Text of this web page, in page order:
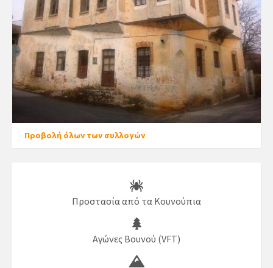
Προβολή όλων των συλλογών
Προστασία από τα Κουνούπια
Αγώνες Βουνού (VFT)